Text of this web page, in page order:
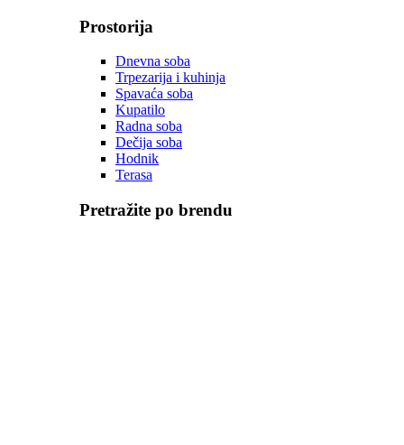
Prostorija
Dnevna soba
Trpezarija i kuhinja
Spavaća soba
Kupatilo
Radna soba
Dečija soba
Hodnik
Terasa
Pretražite po brendu